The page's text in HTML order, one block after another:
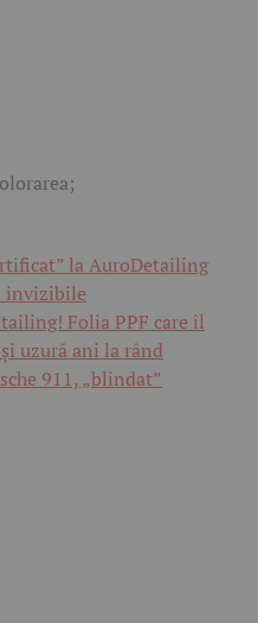
la AuroDetailing
invizibile
Folia PPF care îl
uzură ani la rând
911, „blindat”